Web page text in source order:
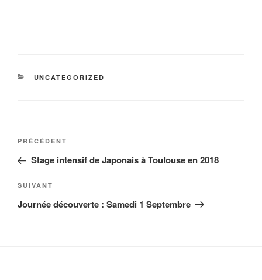
CATÉGORIES
UNCATEGORIZED
Navigation
l’article
Article
précédent
PRÉCÉDENT
Stage intensif de Japonais à Toulouse en 2018
Article
suivant
SUIVANT
Journée découverte : Samedi 1 Septembre